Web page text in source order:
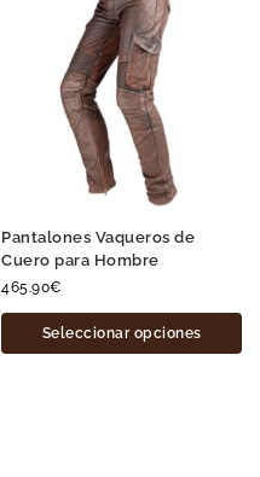
Pantalones Vaqueros de
Cuero para Hombre
465.90€
Seleccionar opciones